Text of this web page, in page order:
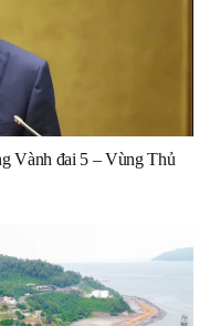
Vành đai 5 – Vùng Thủ